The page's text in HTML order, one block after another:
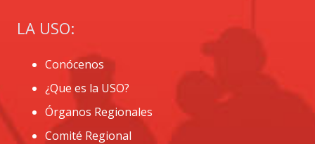
LA USO:
Conócenos
¿Que es la USO?
Órganos Regionales
Comité Regional